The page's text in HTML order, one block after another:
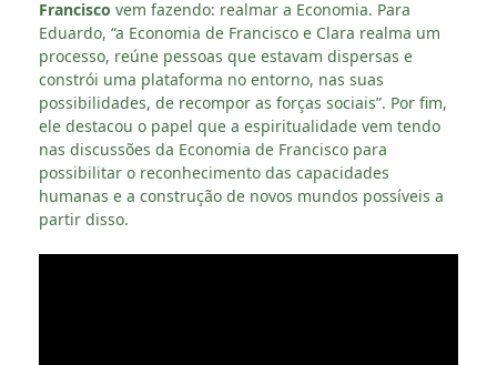
Francisco vem fazendo: realmar a Economia. Para
Eduardo, “a Economia de Francisco e Clara realma um
processo, reúne pessoas que estavam dispersas e
constrói uma plataforma no entorno, nas suas
possibilidades, de recompor as forças sociais”. Por fim,
ele destacou o papel que a espiritualidade vem tendo
nas discussões da Economia de Francisco para
possibilitar o reconhecimento das capacidades
humanas e a construção de novos mundos possíveis a
partir disso.